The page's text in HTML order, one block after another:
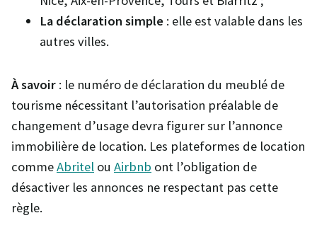
La déclaration simple : elle est valable dans les
autres villes.
À savoir : le numéro de déclaration du meublé de
tourisme nécessitant l’autorisation préalable de
changement d’usage devra figurer sur l’annonce
immobilière de location. Les plateformes de location
commeAbritel ou Airbnb ont l’obligation de
désactiver les annonces ne respectant pas cette
règle.